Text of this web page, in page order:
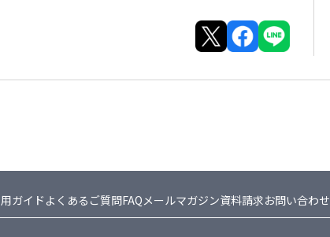
ガイド よくあるご質問FAQメールマガジン資料請求お問い合わせ